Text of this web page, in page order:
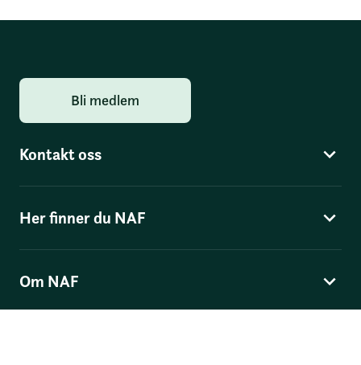
Bli medlem
Kontakt oss
Her finner du NAF
Om NAF